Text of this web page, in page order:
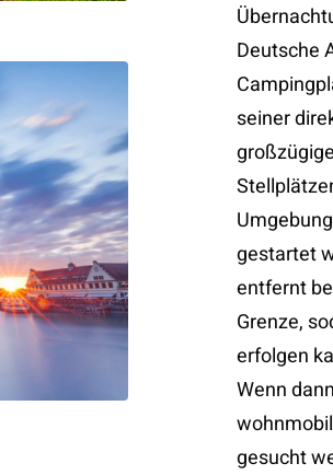
Deutsche
seiner
gestartet
entfernt
Grenze,
erfolgen
Wenn
gesucht